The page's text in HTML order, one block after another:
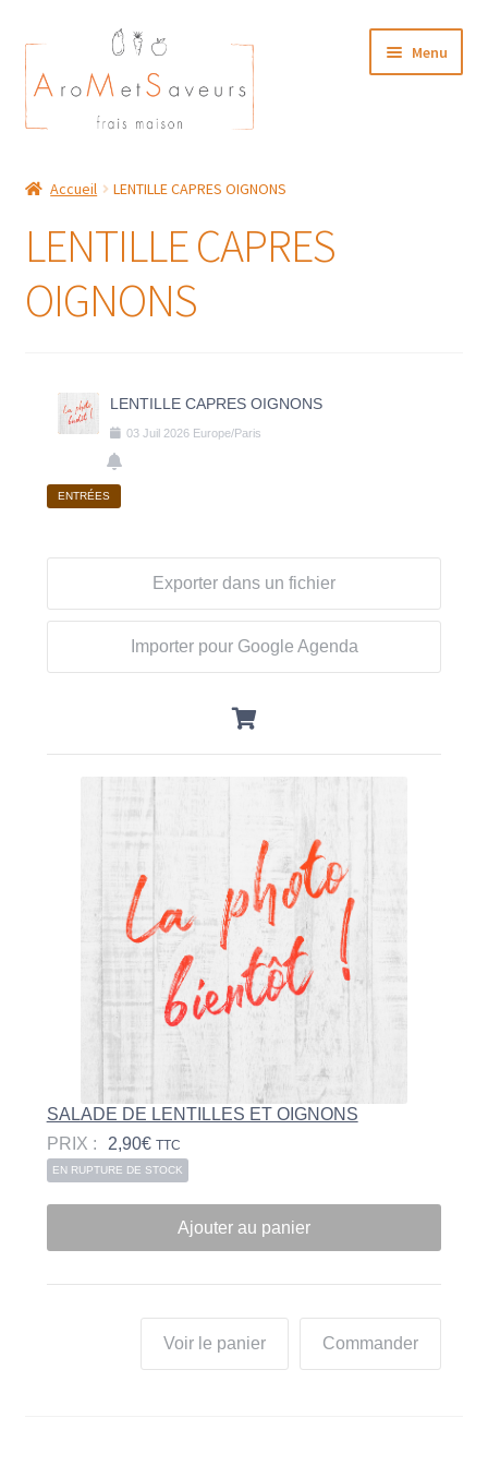
Aller
à
la
navigation
Aller
au
contenu
Menu
Accueil LENTILLE CAPRES OIGNONS
LENTILLE CAPRES
OIGNONS
LENTILLE CAPRES OIGNONS
03 Juil 2026 Europe/Paris
ENTRÉES
Exporter dans un fichier
Importer pour Google Agenda
SALADE DE LENTILLES ET OIGNONS
PRIX :
2,90€ TTC
EN RUPTURE DE STOCK
Ajouter au panier
Commander
Voir le panier